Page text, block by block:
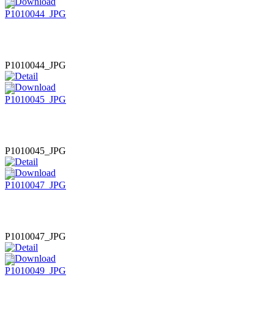
P1010044_JPG
P1010045_JPG
P1010047_JPG